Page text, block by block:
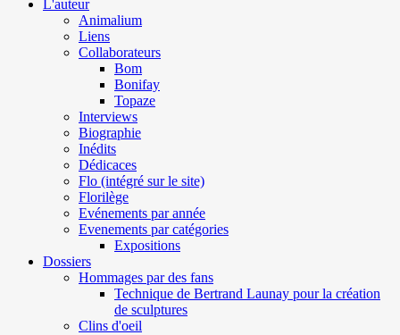
L'auteur
Animalium
Liens
Collaborateurs
Bom
Bonifay
Topaze
Interviews
Biographie
Inédits
Dédicaces
Flo (intégré sur le site)
Florilège
Evénements par année
Evenements par catégories
Expositions
Dossiers
Hommages par des fans
Technique de Bertrand Launay pour la création
de sculptures
Clins d'oeil